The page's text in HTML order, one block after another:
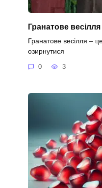
Гранатове
Гранатове весілля –
озирнутися
0 3